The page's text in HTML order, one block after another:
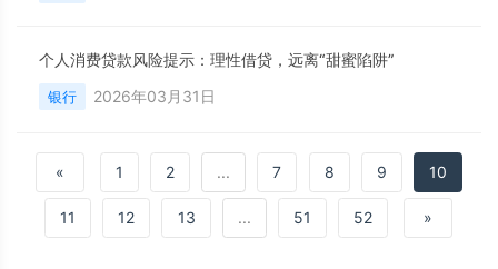
个人消费贷款风险提示：理性借贷，远离“甜蜜陷阱”
银行 2026年03月31日
« 1 2 ... 7 8 9 10
11 12 13 ... 51 52 »